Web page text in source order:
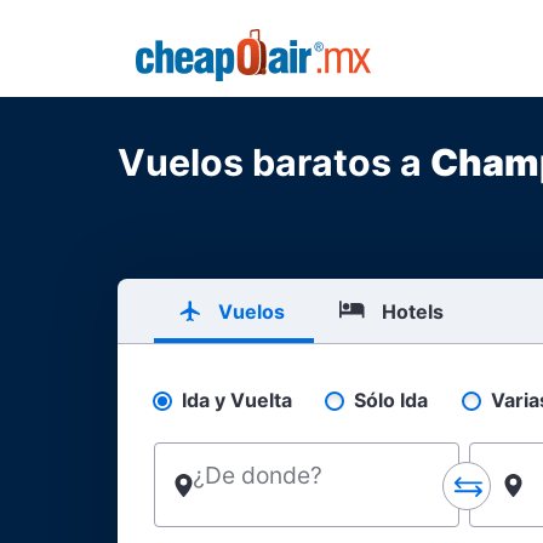
Vuelos baratos a
Vuelos Hotels
Pick your flight type
Ida y Vuelta Sólo Ida
¿De donde?